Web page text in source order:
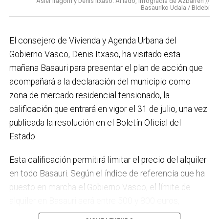
elaboración del Plan General de Actuación Energética,
el Plan de Acción contra el Ruido y la instalación de
régimen de autoconsumo, que hacen de Basauri un
municipio más sostenible y preparado para el futuro.
En ese sentido, estamos trabajando en acciones de
clima y energía, entre las que destacan el diseño de
una red de refugios climáticos, junto con un Plan de
Actuación ante Episodios de Altas Temperaturas,
como las que recientemente hemos sufrido.
proyecto de lanueva haurreskola que se construirá en
Sarratu, junto a Arizko Ikastola, y que es una apuesta
por la educación pública y un elemento más de apoyo
Basauriko Udala / Bidebi
El consejero de Vivienda y Agenda Urbana del
Gobierno Vasco, Denis Itxaso, ha visitado esta
mañana Basauri para presentar el plan de acción que
acompañará a la declaración del municipio como
zona de mercado residencial tensionado, la
calificación que entrará en vigor el 31 de julio, una vez
publicada la resolución en el Boletín Oficial del
Estado.
Esta calificación permitirá limitar el precio del alquiler
en todo Basauri. Según el índice de referencia que ha
puesto en marcha el Gobierno Vasco, el límite de
dependiendo de la zona y de las características de la